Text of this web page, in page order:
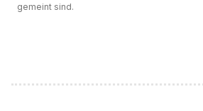
gemeint sind.